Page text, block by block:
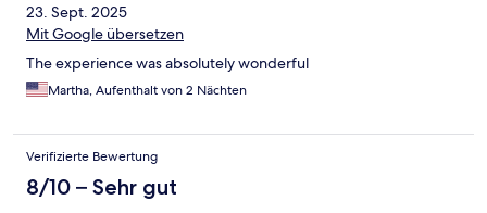
23. Sept. 2025
Mit Google übersetzen
The experience was absolutely wonderful
Martha, Aufenthalt von 2 Nächten
Verifizierte Bewertung
8/10 – Sehr gut